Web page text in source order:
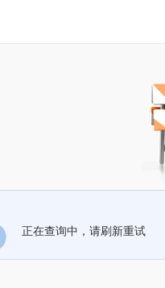
正在查询中，请刷新重试